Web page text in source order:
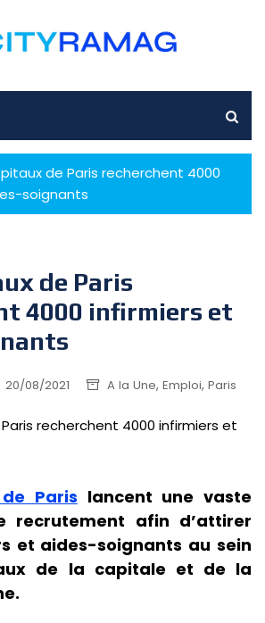
de Paris recherchent 4000
soignants
de Paris
4000 infirmiers et
20/08/2021 A la Une, Emploi, Paris
Paris lancent une vaste
recrutement afin d’attirer
et aides-soignants au sein
de la capitale et de la